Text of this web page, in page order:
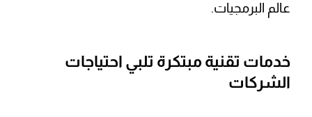
عالم البرمجيات.
خدمات تقنية مبتكرة تلبي احتياجات
الشركات